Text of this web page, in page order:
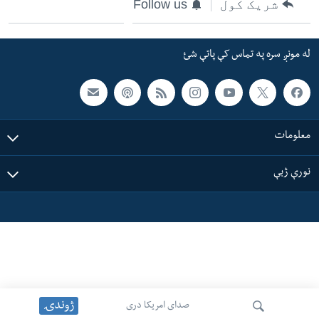
شئ
لټون
ځای
لاړ
شئ
ژبې
صدای امریکا دری ژوندۍ
شریک کول Follow us
له مونږ سره په تماس کې پاتې شئ
معلومات
نورې ژبې